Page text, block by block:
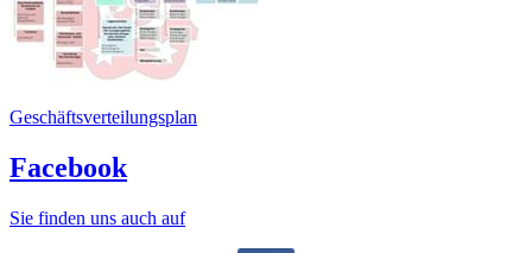
Geschäftsverteilungsplan
Facebook
Sie finden uns auch auf